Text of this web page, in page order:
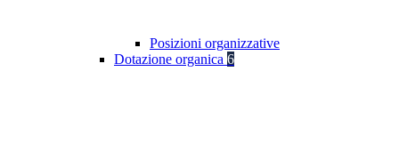
Posizioni organizzative
Dotazione organica 6